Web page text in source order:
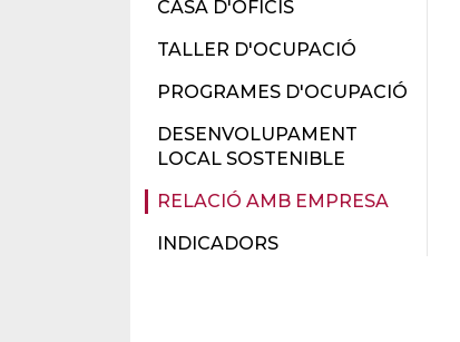
CASA D'OFICIS
TALLER D'OCUPACIÓ
PROGRAMES D'OCUPACIÓ
DESENVOLUPAMENT
LOCAL SOSTENIBLE
RELACIÓ AMB EMPRESA
INDICADORS